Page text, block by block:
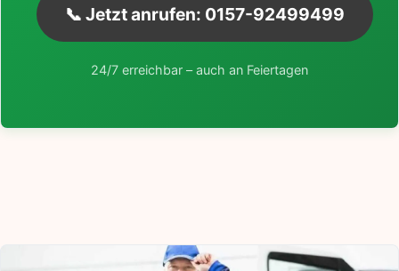
📞 Jetzt anrufen: 0157-92499499
24/7 erreichbar – auch an Feiertagen